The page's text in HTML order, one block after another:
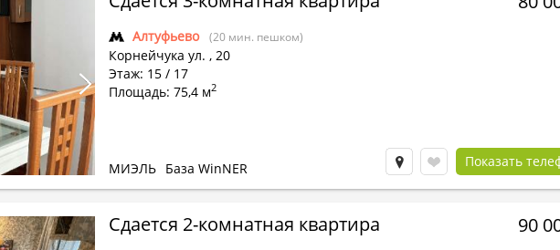
Алтуфьево (20 мин. пешком)
Корнейчука ул. , 20
Этаж: 15 / 17
Площадь: 75,4 м2
МИЭЛЬ База WinNER Показать
Сдается 2-комнатная квартира 90